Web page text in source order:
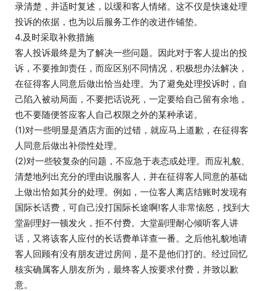
录清楚，并适时复述，以缓和客人情绪。这不仪是快速处理
投诉的依据，也为以后服务工作的改进作铺垫。
4.及时采取补救措施
客人投诉最终是为了解决一些问题。因此对于客人提出的投
诉，不要推卸责任，而应区别不同情况，积极想办法解决，
在征得客人同意后做出恰当处理。为了避免处理投诉时，自
己陷入被动局面，不要把话说死，一定要给自己留有余地，
也不要随便答应客人自己权限之外的某种承诺。
(1)对一些明显是酒店方面的过错，就应马上道歉，在征得客
人同意后做出补偿性处理。
(2)对一些较复杂的问题，不应急于表态或处理。而应礼貌、
清楚地列出充分的理由说服客人，并在征得客人同意的基础
上做出恰如其分的处理。例如，一位客人离店结账时发现有
国际长话费，可自己没打国际长途啊!客人非常恼怒，找到大
堂副理好一顿发火，拒不付费。大堂副理耐心倾听客人讲
话，又将该客人应付的长话费单详查一番。之后他礼貌地请
客人回顾有没有朋友进过房间，是不是他们打的。经过回忆
核实确属客人朋友所为，最终客人按要求付费，并致以歉
意。